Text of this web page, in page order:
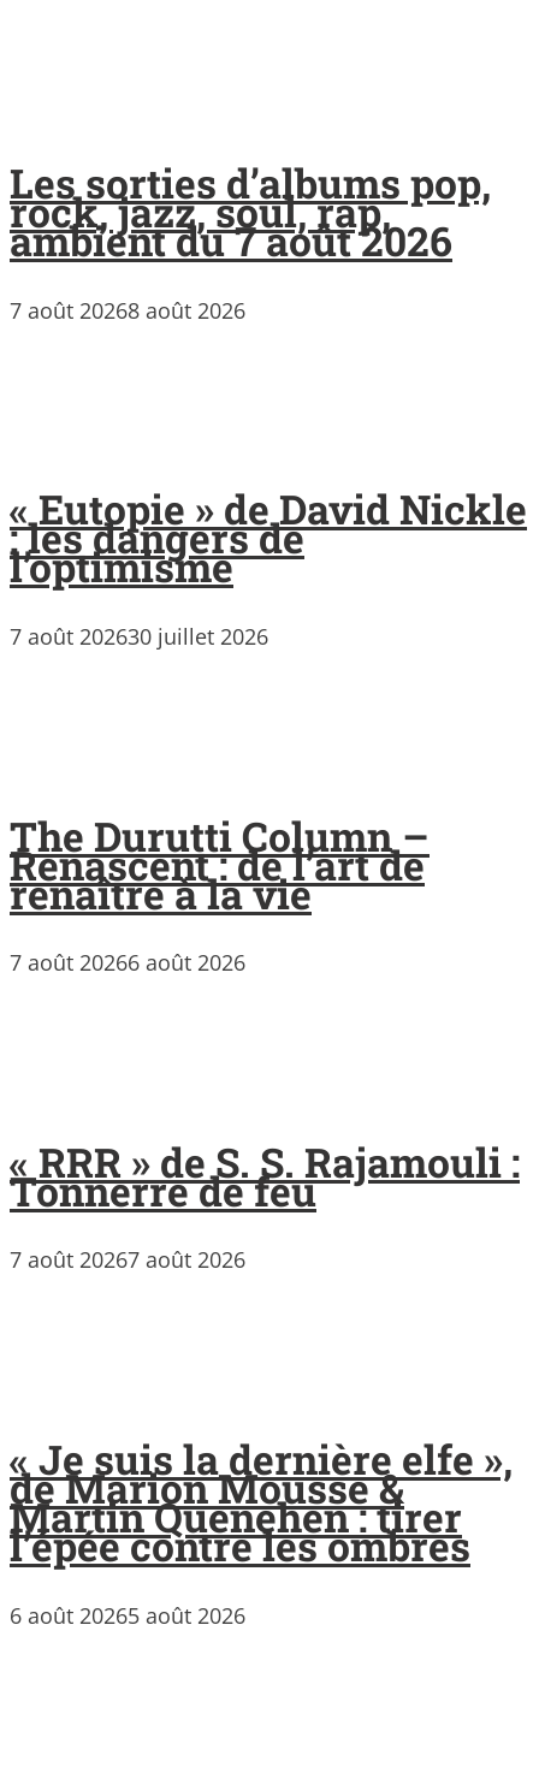
Les sorties d’albums pop,
rock, jazz, soul, rap,
ambient du 7 août 2026
7 août 20268 août 2026
« Eutopie » de David Nickle
: les dangers de
l’optimisme
7 août 202630 juillet 2026
The Durutti Column –
Renascent : de l’art de
renaître à la vie
7 août 20266 août 2026
« RRR » de S. S. Rajamouli :
Tonnerre de feu
7 août 20267 août 2026
« Je suis la dernière elfe »,
de Marion Mousse &
Martin Quenehen : tirer
l’épée contre les ombres
6 août 20265 août 2026